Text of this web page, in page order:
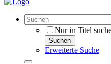
Nur in Titel
Suchen
Erweiterte Suche